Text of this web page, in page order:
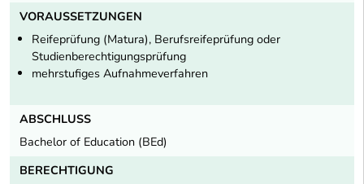
VORAUSSETZUNGEN
Reifeprüfung (Matura), Berufsreifeprüfung oder
Studienberechtigungsprüfung
mehrstufiges Aufnahmeverfahren
ABSCHLUSS
Bachelor of Education (BEd)
BERECHTIGUNG